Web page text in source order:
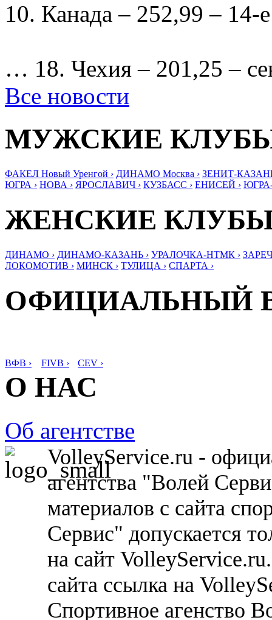
10. Канада – 252,99 – 14-
… 18. Чехия – 201,25 –
Все новости
МУЖСКИЕ
ФАКЕЛ Новый Уренгой › ДИНАМО Москва › ЗЕНИТ-
ЮГРА › НОВА › ЯРОСЛАВИЧ › КУЗБАСС › ЕНИСЕЙ ›
ЖЕНСКИЕ
ДИНАМО › ДИНАМО-КАЗАНЬ › УРАЛОЧКА-НТМК ›
ЛОКОМОТИВ › МИНСК › ТУЛИЦА › СПАРТА ›
ОФИЦИАЛЬНЫЙ
ВФВ › FIVB › CEV ›
О НАС
Об агентстве
VolleyService.ru -
агентства "Волей
материалов с сайта
Сервис" допускается
на сайт
сайта ссылка на
Спортивное агенство